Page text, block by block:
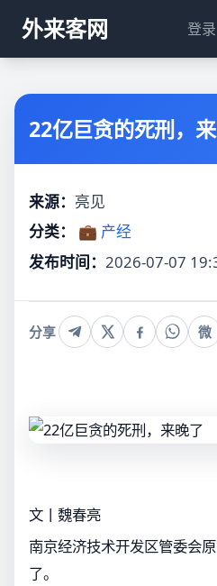
外来客网 登录
22亿巨贪的死刑，
来源： 亮见
分类：
💼 产经
发布时间： 2026-07-07
分享 微
文丨魏春亮
南京经济技术开发区管委会
了。